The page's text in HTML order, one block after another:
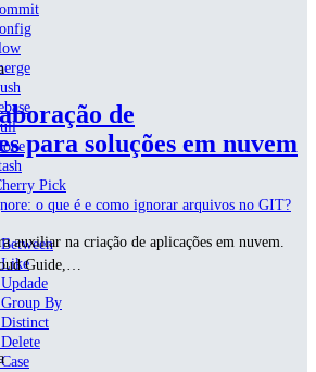
Pick
o que é e como ignorar arquivos no GIT?
By
de
para soluções em nuvem
auxiliar na criação de aplicações em nuvem.
Guide,…